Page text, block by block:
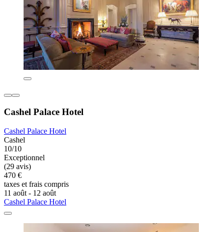
Cashel Palace Hotel
Cashel Palace Hotel
Cashel
10/10
Exceptionnel
(29 avis)
470 €
taxes et frais compris
11 août - 12 août
Cashel Palace Hotel